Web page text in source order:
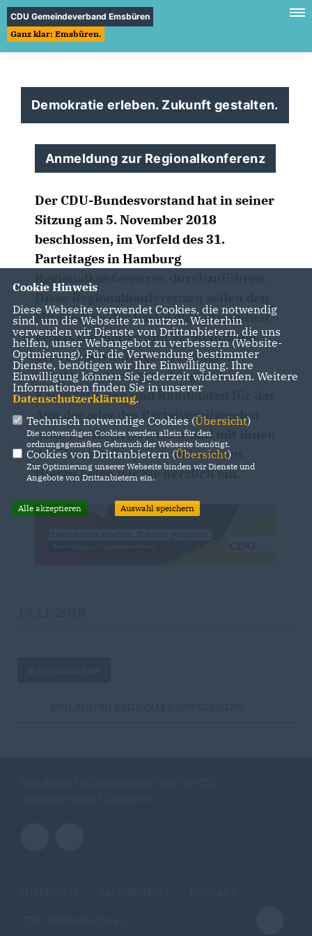
CDU Gemeindeverband Emsbüren
Ganz klar: Emsbüren.
Demokratie erleben. Zukunft gestalten.
Anmeldung zur Regionalkonferenz
Der CDU-Bundesvorstand hat in seiner
Sitzung am 5. November 2018
beschlossen, im Vorfeld des 31.
Parteitages in Hamburg
Mitgliedern der Partei die Gelegenheit
geben, die Motive und Vorstellungen
der von den antragsberechtigten
Gliederungen vorgeschlagenen
Kandidatinnen und Kandidaten für das
Amt der oder des Parteivorsitzenden
besser kennen zu lernen und mit ihnen
darüber ins Gespräch zu kommen.
Hierzu laden wir Sie herzlich ein.
Cookie Hinweis
Diese Webseite verwendet Cookies, die notwendig
sind, um die Webseite zu nutzen. Weiterhin
verwenden wir Dienste von Drittanbietern, die uns
helfen, unser Webangebot zu verbessern (Website-
Optmierung). Für die Verwendung bestimmter
Dienste, benötigen wir Ihre Einwilligung. Ihre
Einwilligung können Sie jederzeit widerrufen. Weitere
Informationen finden Sie in unserer
Datenschutzerklärung.
Technisch notwendige Cookies (Übersicht)
Die notwendigen Cookies werden allein für den
ordnungsgemäßen Gebrauch der Webseite benötigt.
Cookies von Drittanbietern (Übersicht)
Zur Optimierung unserer Webseite binden wir Dienste und
Angebote von Drittanbietern ein.
Alle akzeptieren Auswahl speichern